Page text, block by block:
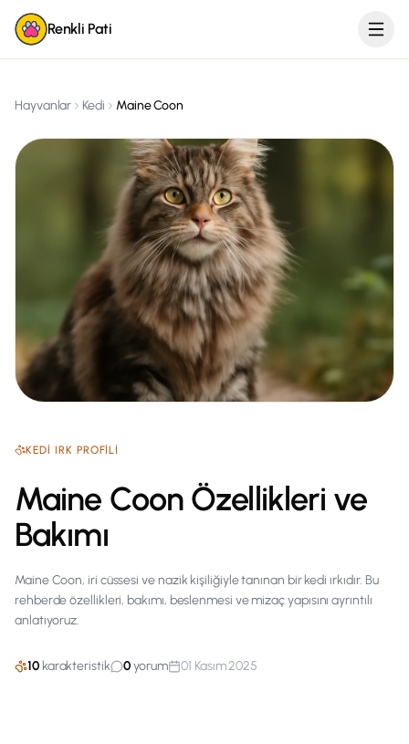
Renkli Pati
Hayvanlar Kedi Maine Coon
KEDI IRK PROFILI
Maine Coon Özellikleri ve
Bakımı
Maine Coon, iri cüssesi ve nazik kişiliğiyle tanınan bir kedi ırkıdır. Bu
rehberde özellikleri, bakımı, beslenmesi ve mizaç yapısını ayrıntılı
anlatıyoruz.
10 karakteristik 0yorum 01 Kasım 2025